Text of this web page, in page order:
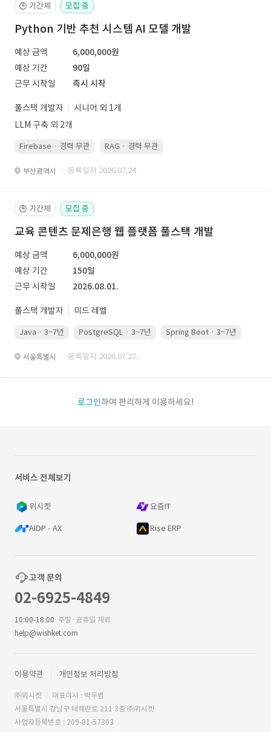
🕒 기간제 모집 중
Python 기반 추천 시스템 AI 모델 개발
예상 금액
6,000,000원
예상 기간
90일
근무 시작일
즉시 시작
풀스택 개발자
시니어 외 1개
LLM 구축 외 2개
Firebase · 경력 무관 RAG · 경력 무관
부산광역시 · 등록일자 2026.07.24.
🕒 기간제 모집 중
교육 콘텐츠 문제은행 웹 플랫폼 풀스택 개발
예상 금액
6,000,000원
예상 기간
150일
근무 시작일
2026.08.01.
풀스택 개발자 미드 레벨
Java · 3~7년 PostgreSQL · 3~7년 Spring Boot · 3~7년
서울특별시 · 등록일자 2026.07.27.
로그인하여 편리하게 이용하세요!
서비스 전체보기
위시켓 요즘IT
AIDP - AX Rise ERP
고객 문의
02-6925-4849
10:00-18:00 주말·공휴일 제외
help@wishket.com
이용약관 개인정보 처리방침
㈜위시켓
대표이사 : 박우범
서울특별시 강남구 테헤란로 211 3층 ㈜위시켓
사업자등록번호 : 209-81-57303